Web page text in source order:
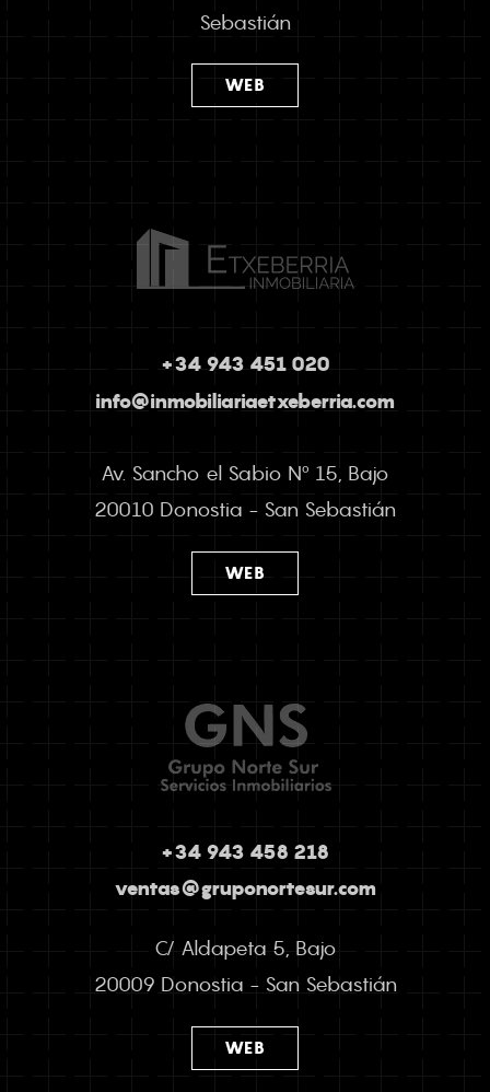
Sebastián
WEB
+34 943 451 020
info@inmobiliariaetxeberria.com
Av. Sancho el Sabio Nº 15, Bajo
20010 Donostia - San Sebastián
WEB
+34 943 458 218
ventas@gruponortesur.com
C/ Aldapeta 5, Bajo
20009 Donostia - San Sebastián
WEB